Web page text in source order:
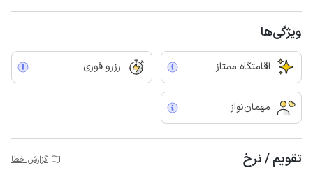
ویژگی‌ها
اقامتگاه ممتاز رزرو فوری
مهمان‌نواز
تقویم / نرخ گزارش خطا